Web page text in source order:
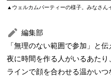
▲ウェルカムパーティーの様子。みなさん
編集部
「無理のない範囲で参加」と
夜に時間を作る人がいるあた
ラインで顔を合わせる温かい